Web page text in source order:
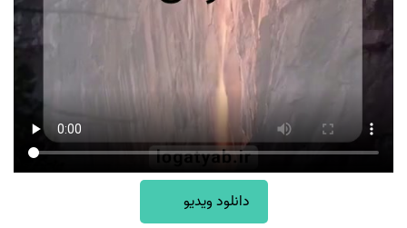
دانلود ویدیو